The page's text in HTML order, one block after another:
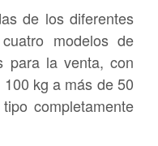
de los diferentes
modelos de
para la venta, con
kg a más de 50
completamente